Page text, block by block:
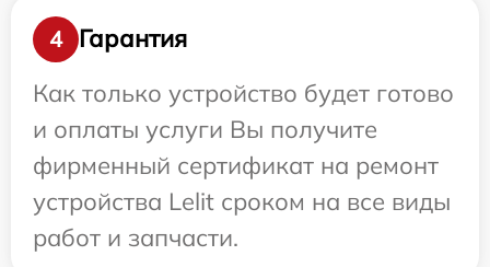
4
Гарантия
Как только устройство будет готово
и оплаты услуги Вы получите
фирменный сертификат на ремонт
устройства Lelit сроком на все виды
работ и запчасти.